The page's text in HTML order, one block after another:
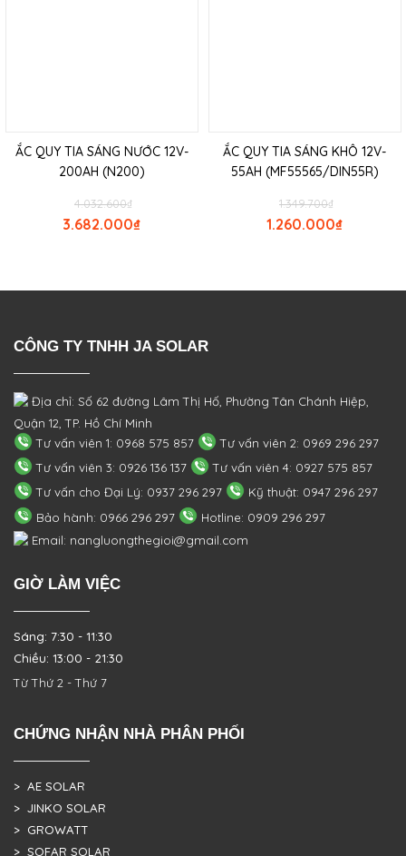
ẮC QUY TIA SÁNG NƯỚC 12V-
200AH (N200)
₫
4.032.600
₫
3.682.000
ẮC QUY TIA SÁNG KHÔ 12V-
55AH (MF55565/DIN55R)
₫
1.349.700
₫
1.260.000
CÔNG TY TNHH JA SOLAR
Địa chỉ: Số 62 đường Lâm Thị Hố, PhườngTân Chánh Hiệp,
Quận 12, TP. Hồ Chí Minh
Tư vấn viên 1: 0968 575 857
Tư vấn viên 2: 0969 296 297
Tư vấn viên 3: 0926 136 137
Tư vấn viên 4: 0927 575 857
Tư vấn cho Đại Lý: 0937 296 297
Kỹ thuật: 0947 296 297
Bảo hành: 0966 296 297
Hotline: 0909 296 297
Email: nangluongthegioi@gmail.com
GIỜ LÀM VIỆC
Sáng: 7:30 - 11:30
Chiều: 13:00 - 21:30
Từ Thứ 2 - Thứ 7
CHỨNG NHẬN NHÀ PHÂN PHỐI
> AE SOLAR
> JINKO SOLAR
> GROWATT
> SOFAR SOLAR